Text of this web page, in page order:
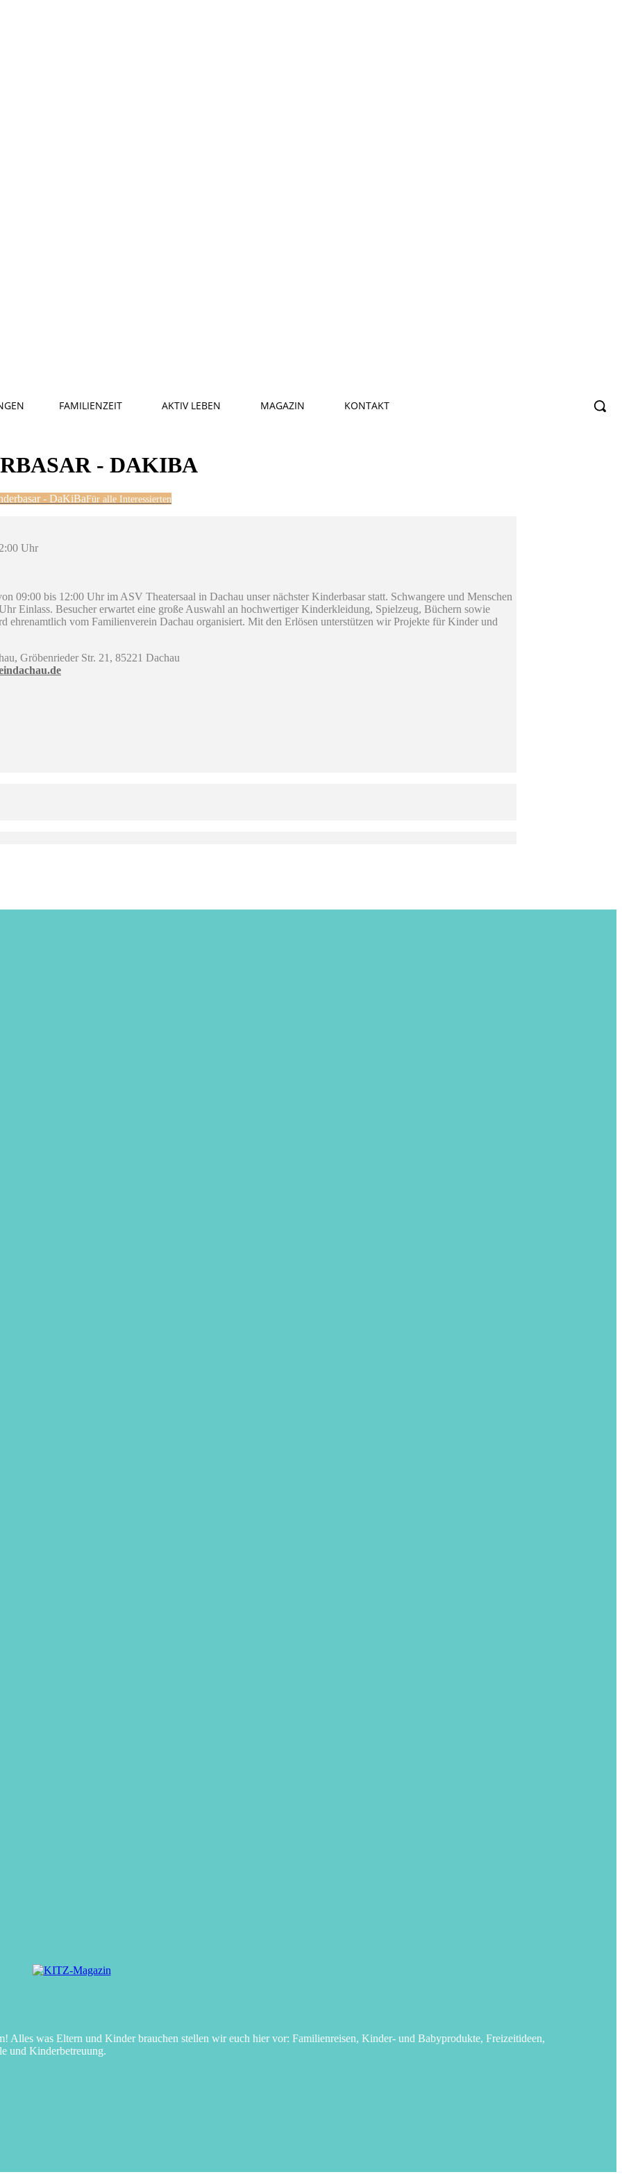
FAMILIENZEIT AKTIV LEBEN MAGAZIN KONTAKT
- DAKIBA
- DaKiBaFür alle Interessierten
Uhr
09:00 bis 12:00 Uhr im ASV Theatersaal in Dachau unser nächster Kinderbasar statt. Schwangere und Menschen
Einlass. Besucher erwartet eine große Auswahl an hochwertiger Kinderkleidung, Spielzeug, Büchern sowie
ehrenamtlich vom Familienverein Dachau organisiert. Mit den Erlösen unterstützen wir Projekte für Kinder und
Gröbenrieder Str. 21, 85221 Dachau
was Eltern und Kinder brauchen stellen wir euch hier vor: Familienreisen, Kinder- und Babyprodukte, Freizeitideen,
und Kinderbetreuung.